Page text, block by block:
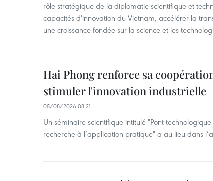
rôle stratégique de la diplomatie scientifique et
capacités d'innovation du Vietnam, accélérer la
une croissance fondée sur la science et les
Hai Phong renforce sa
stimuler l'innovation industrielle
05/08/2026 08:21
Un séminaire scientifique intitulé "Pont
recherche à l’application pratique" a au lieu dans